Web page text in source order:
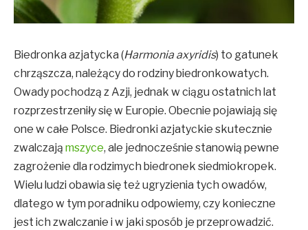
Biedronka azjatycka (Harmonia axyridis) to gatunek
chrząszcza, należący do rodziny biedronkowatych.
Owady pochodzą z Azji, jednak w ciągu ostatnich lat
rozprzestrzeniły się w Europie. Obecnie pojawiają się
one w całe Polsce. Biedronki azjatyckie skutecznie
zwalczają mszyce, ale jednocześnie stanowią pewne
zagrożenie dla rodzimych biedronek siedmiokropek.
Wielu ludzi obawia się też ugryzienia tych owadów,
dlatego w tym poradniku odpowiemy, czy konieczne
jest ich zwalczanie i w jaki sposób je przeprowadzić.